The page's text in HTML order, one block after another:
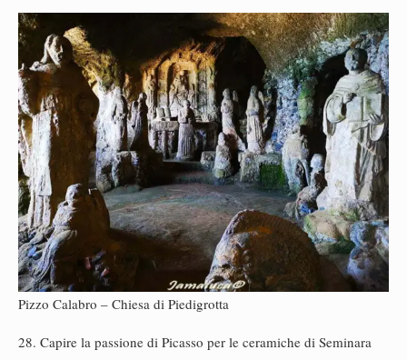
Pizzo Calabro – Chiesa di Piedigrotta
28. Capire la passione di Picasso per le ceramiche di Seminara